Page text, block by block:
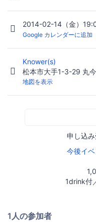
2014-02-14（金）
Google カレンダーに追加
Knower(s)
松本市大手1-3-29 丸
地図を表示
申し込
今後イ
1drink付
1人の参加者